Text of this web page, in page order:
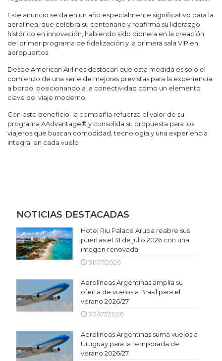
Este anuncio se da en un año especialmente significativo para la
aerolínea, que celebra su centenario y reafirma su liderazgo
histórico en innovación, habiendo sido pionera en la creación
del primer programa de fidelización y la primera sala VIP en
aeropuertos.
Desde American Airlines destacan que esta medida es solo el
comienzo de una serie de mejoras previstas para la experiencia
a bordo, posicionando a la conectividad como un elemento
clave del viaje moderno.
Con este beneficio, la compañía refuerza el valor de su
programa AAdvantage® y consolida su propuesta para los
viajeros que buscan comodidad, tecnología y una experiencia
integral en cada vuelo
NOTICIAS DESTACADAS
Hotel Riu Palace Aruba reabre sus
puertas el 31 de julio 2026 con una
imagen renovada
31/07/2026
Aerolíneas Argentinas amplía su
oferta de vuelos a Brasil para el
verano 2026/27
30/07/2026
Aerolíneas Argentinas suma vuelos a
Uruguay para la temporada de
verano 2026/27